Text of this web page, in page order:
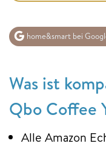
home&smart bei
Was ist
Qbo Coffee
Alle Amazon